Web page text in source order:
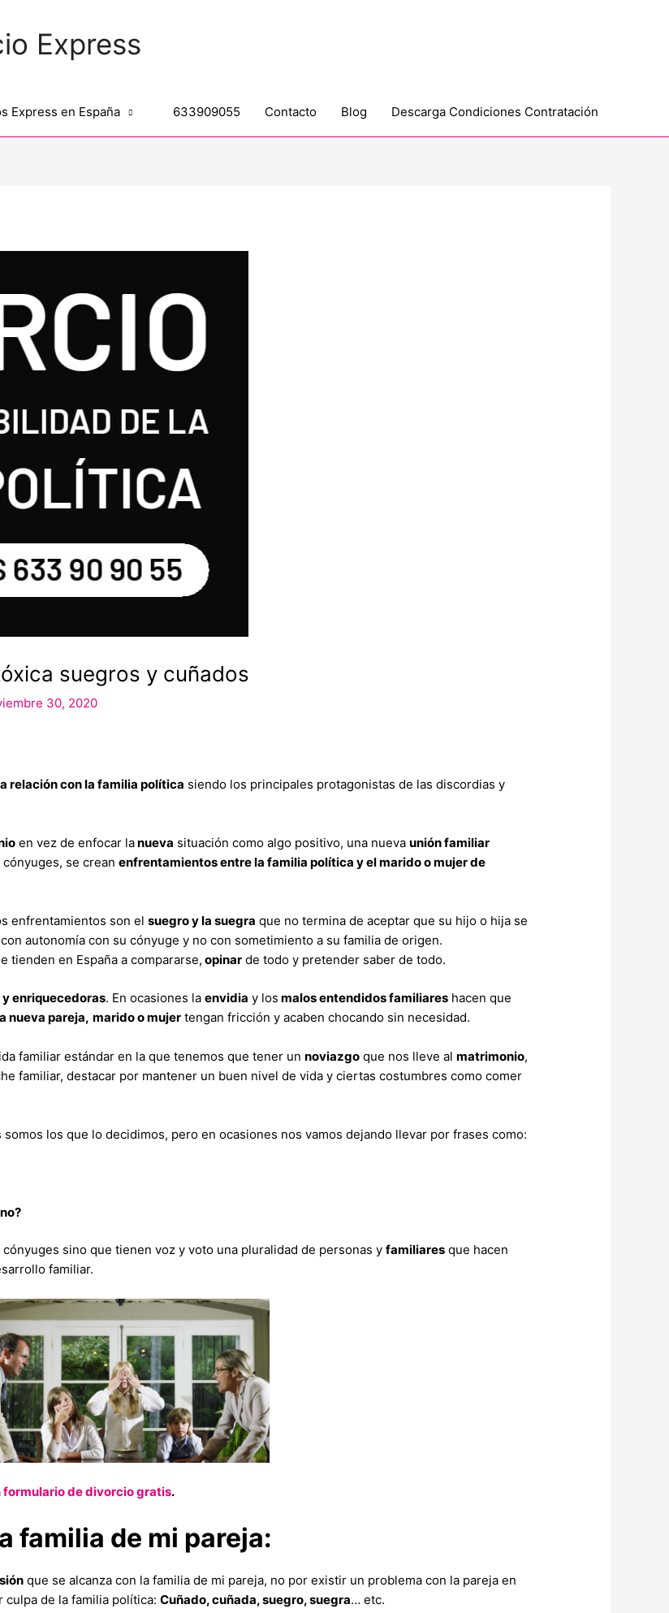
Express
Express en España 633909055 Contacto Blog Descarga Condiciones Contratación
suegros y cuñados
30, 2020
relación con la familia política siendo los principales protagonistas de las discordias y
en vez de enfocar lanueva situación como algo positivo, una nuevaunión familiar
cónyuges, se creanenfrentamientos entre la familia política y el marido o mujer de
enfrentamientos son elsuegro y la suegra que no termina de aceptar que su hijo o hija se
autonomía con su cónyuge y no con sometimiento a su familia de origen.
tienden en España a compararse, opinar de todo y pretender saber de todo.
enriquecedoras. En ocasiones laenvidia y los malos entendidos familiares hacen que
nueva pareja, marido o mujer tengan fricción y acaben chocando sin necesidad.
familiar estándar en la que tenemos que tener unnoviazgo que nos lleve almatrimonio,
familiar, destacar por mantener un buen nivel de vida y ciertas costumbres como comer
los que lo decidimos, pero en ocasiones nos vamos dejando llevar por frases como:
sino que tienen voz y voto una pluralidad de personas yfamiliares que hacen
familiar.
formulario de divorcio gratis.
familia de mi pareja:
que se alcanza con la familia de mi pareja, no por existir un problema con la pareja en
culpa de la familia política:Cuñado, cuñada, suegro, suegra… etc.